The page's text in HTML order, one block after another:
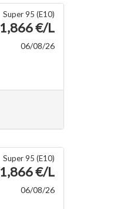
Super 95 (E10)
1,866 €/L
06/08/26
Super 95 (E10)
1,866 €/L
06/08/26